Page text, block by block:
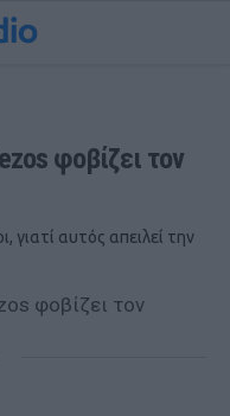
φοβίζει τον
γιατί αυτός απειλεί την